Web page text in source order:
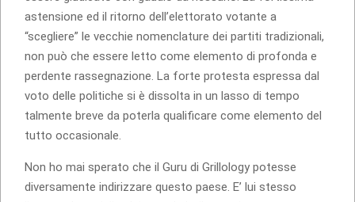
astensione ed il ritorno dell’elettorato votante a
“scegliere” le vecchie nomenclature dei partiti tradizionali,
non può che essere letto come elemento di profonda e
perdente rassegnazione. La forte protesta espressa dal
voto delle politiche si è dissolta in un lasso di tempo
talmente breve da poterla qualificare come elemento del
tutto occasionale.
Non ho mai sperato che il Guru di Grillology potesse
diversamente indirizzare questo paese. E’ lui stesso